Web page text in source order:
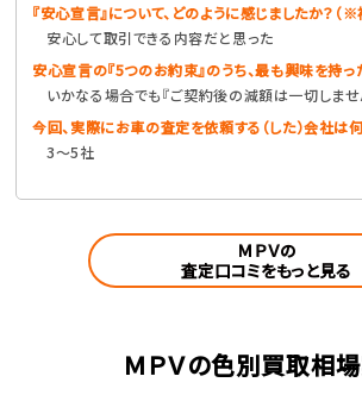
『安心宣言』について、どのように感じましたか？（※
安心して取引できる内容だと思った
安心宣言の『5つのお約束』のうち、最も興味を持
いかなる場合でも『ご契約後の減額は一切しませ
今回、実際にお車の査定を依頼する（した）会社は
3〜5社
ＭＰＶの
査定口コミをもっと見る
ＭＰＶの色別買取相